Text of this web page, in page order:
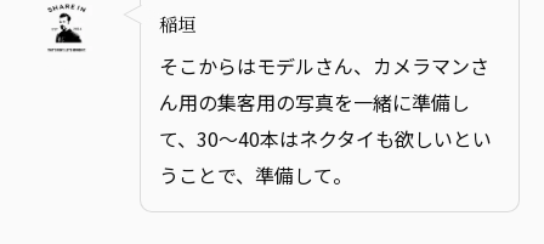
稲垣
そこからはモデルさん、カメラマンさ
ん用の集客用の写真を一緒に準備し
て、30～40本はネクタイも欲しいとい
うことで、準備して。